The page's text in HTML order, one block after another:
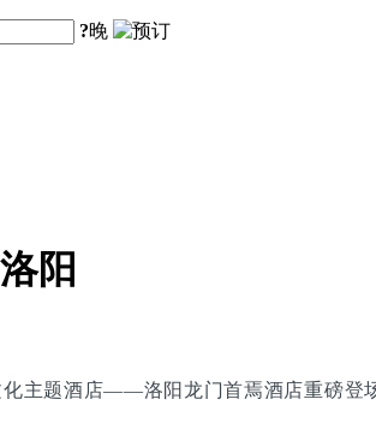
?晚
阳
主题酒店——洛阳龙门首焉酒店重磅登